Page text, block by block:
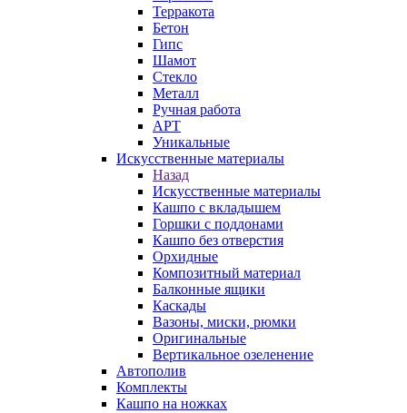
Терракота
Бетон
Гипс
Шамот
Стекло
Металл
Ручная работа
АРТ
Уникальные
Искусственные материалы
Назад
Искусственные материалы
Кашпо с вкладышем
Горшки с поддонами
Кашпо без отверстия
Орхидные
Композитный материал
Балконные ящики
Каскады
Вазоны, миски, рюмки
Оригинальные
Вертикальное озеленение
Автополив
Комплекты
Кашпо на ножках